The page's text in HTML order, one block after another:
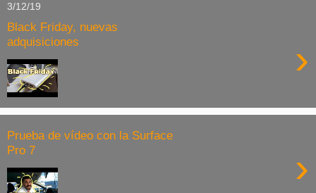
3/12/19
Black Friday, nuevas
adquisiciones
›
Prueba de vídeo con la Surface
Pro 7
›